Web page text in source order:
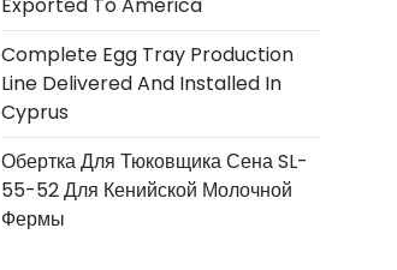
Complete Egg Tray Production
Line Delivered And Installed In
Cyprus
Обертка Для Тюковщика Сена SL-
55-52 Для Кенийской Молочной
Фермы